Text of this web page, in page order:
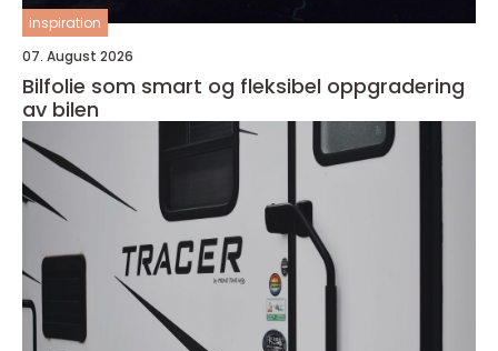
inspiration
07. August 2026
Bilfolie som smart og fleksibel oppgradering
av bilen